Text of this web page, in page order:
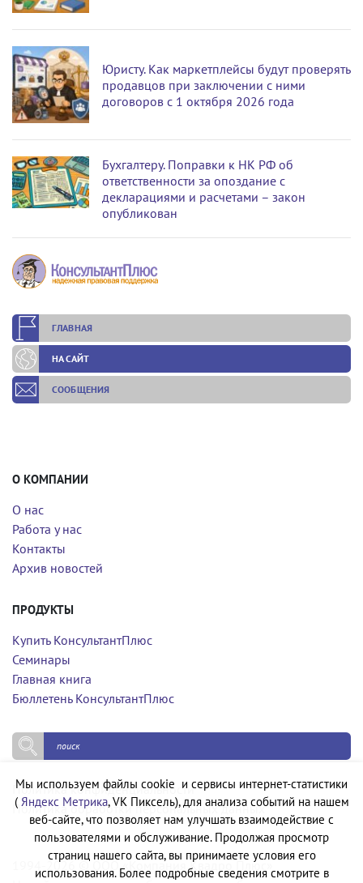
Юристу. Как маркетплейсы будут проверять
продавцов при заключении с ними
договоров с 1 октября 2026 года
Бухгалтеру. Поправки к НК РФ об
ответственности за опоздание с
декларациями и расчетами – закон
опубликован
ГЛАВНАЯ
НА САЙТ
СООБЩЕНИЯ
О КОМПАНИИ
О нас
Работа у нас
Контакты
Архив новостей
ПРОДУКТЫ
Купить КонсультантПлюс
Семинары
Главная книга
Бюллетень КонсультантПлюс
Политика конфиденциальности
Политика обработки персональных данных
1994-2026 © ООО «Компания Квадро Плюс»
Мы используем файлы cookie и сервисы интернет-статистики
( Яндекс Метрика, VK Пиксель), для анализа событий на нашем
веб-сайте, что позволяет нам улучшать взаимодействие с
пользователями и обслуживание. Продолжая просмотр
страниц нашего сайта, вы принимаете условия его
использования. Более подробные сведения смотрите в